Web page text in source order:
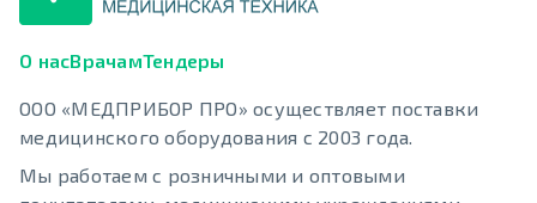
О насВрачамТендеры
ООО «МЕДПРИБОР ПРО» осуществляет поставки
медицинского оборудования с 2003 года.
Мы работаем с розничными и оптовыми